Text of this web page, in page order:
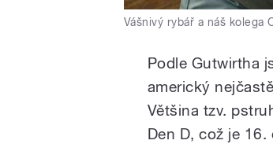
Vášnivý rybář a náš kolega
Podle Gutwirtha
americký
Většina tzv.
Den D, což je 16.